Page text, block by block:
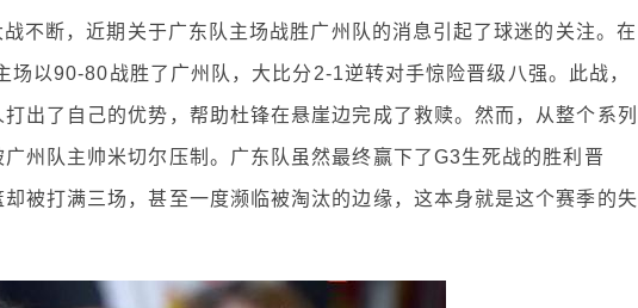
不断，近期关于广东队主场战胜广州队的消息引起了球迷的关注。在
以90-80战胜了广州队，大比分2-1逆转对手惊险晋级八强。此战，
出了自己的优势，帮助杜锋在悬崖边完成了救赎。然而，从整个系列
州队主帅米切尔压制。广东队虽然最终赢下了G3生死战的胜利晋
被打满三场，甚至一度濒临被淘汰的边缘，这本身就是这个赛季的失